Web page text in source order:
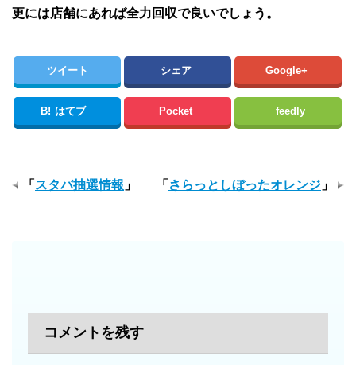
更には店舗にあれば全力回収で良いでしょう。
ツイート シェア Google+
B! はてブ Pocket feedly
「 さらっとしぼったオレンジ 」
「 スタバ抽選情報 」
コメントを残す